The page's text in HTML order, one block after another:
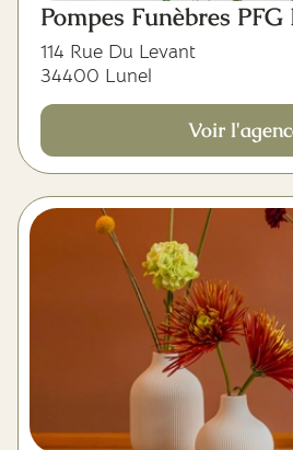
Pompes Funèbres
114 Rue Du Levant
34400 Lunel
Voir